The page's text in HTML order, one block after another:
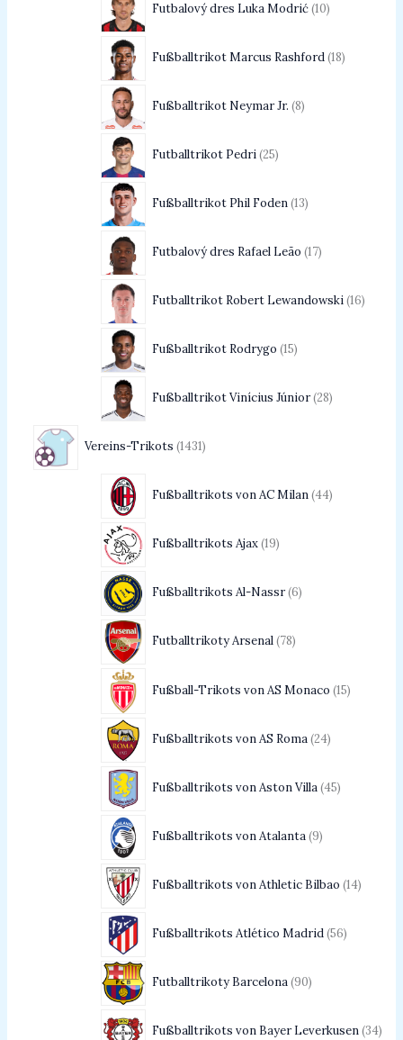
Futbalový dres Luka Modrić 10
Fußballtrikot Marcus Rashford 18
Fußballtrikot Neymar Jr. 8
Futballtrikot Pedri 25
Fußballtrikot Phil Foden 13
Futbalový dres Rafael Leão 17
Futballtrikot Robert Lewandowski 16
Fußballtrikot Rodrygo 15
Fußballtrikot Vinícius Júnior 28
Vereins-Trikots 1431
Fußballtrikots von AC Milan 44
Fußballtrikots Ajax 19
Fußballtrikots Al-Nassr 6
Futballtrikoty Arsenal 78
Fußball-Trikots von AS Monaco 15
Fußballtrikots von AS Roma 24
Fußballtrikots von Aston Villa 45
Fußballtrikots von Atalanta 9
Fußballtrikots von Athletic Bilbao 14
Fußballtrikots Atlético Madrid 56
Futballtrikoty Barcelona 90
Fußballtrikots von Bayer Leverkusen 34